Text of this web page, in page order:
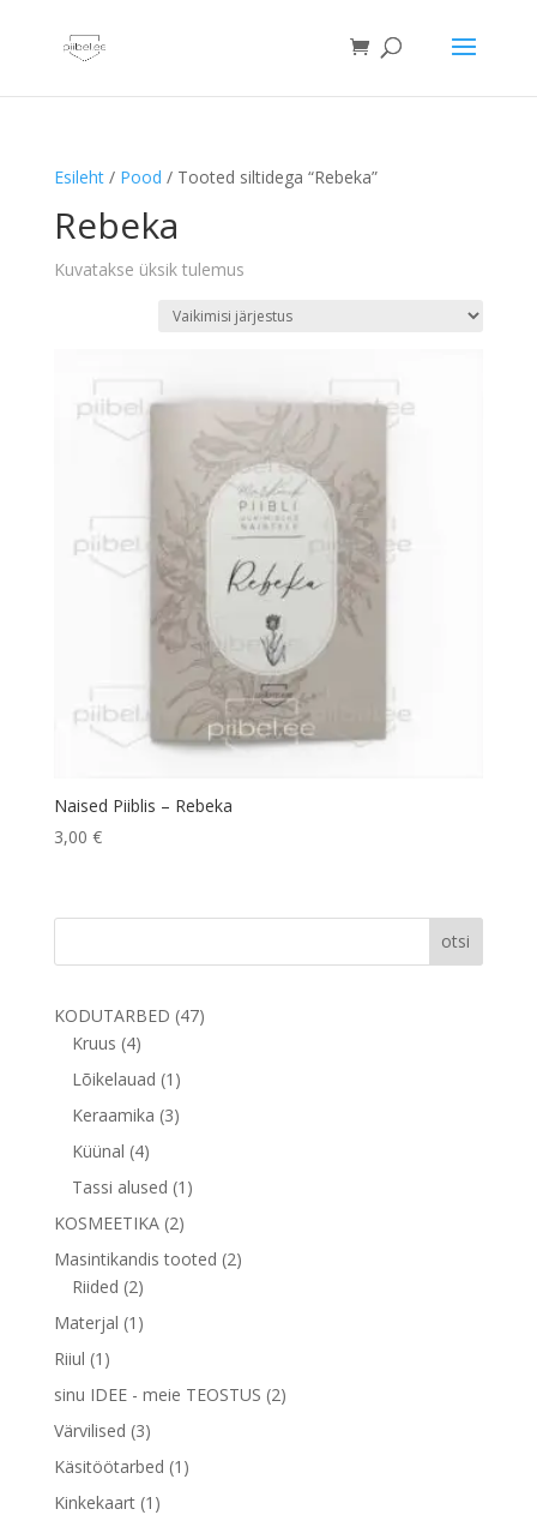
Esileht/ Pood / Tooted siltidega “Rebeka”
Rebeka
Kuvatakse üksik tulemus
Naised Piiblis – Rebeka
3,00 €
otsi
KODUTARBED 4747
Kruus 44
toodet
Lõikelauad 1 1
toode
Keraamika 33
Küünal 44
toodet
Tassi alused 1 1
KOSMEETIKA 22
toodet
Masintikandis tooted 22
Riided 22
toodet
Materjal 1 1
Riiul 1 1
toode
sinu IDEE - meie TEOSTUS 22
Värvilised 33
toodet
Käsitöötarbed 1 1
Kinkekaart 1 1